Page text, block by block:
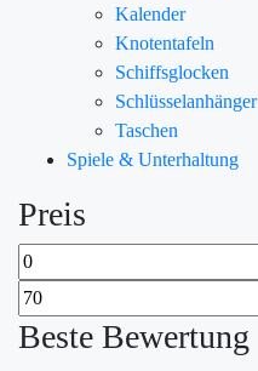
Kalender
Knotentafeln
Schiffsglocken
Schlüsselanhänger
Taschen
Spiele & Unterhaltung
Preis
Beste Bewertung